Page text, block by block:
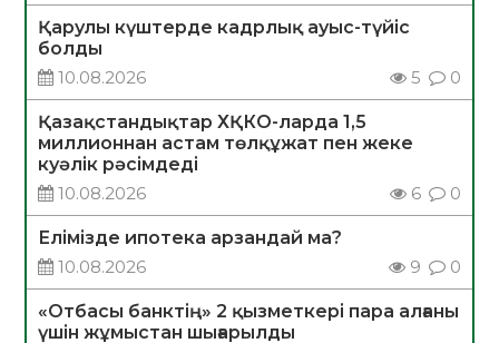
Қарулы күштерде кадрлық ауыс-түйіс
болды
10.08.2026
5 0
Қазақстандықтар ХҚКО-ларда 1,5
миллионнан астам төлқұжат пен жеке
куәлік рәсімдеді
10.08.2026
6 0
Елімізде ипотека арзандай ма?
10.08.2026
9 0
«Отбасы банктің» 2 қызметкері пара алғаны
үшін жұмыстан шығарылды